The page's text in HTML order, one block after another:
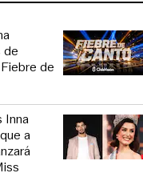
de
de
Inna
a